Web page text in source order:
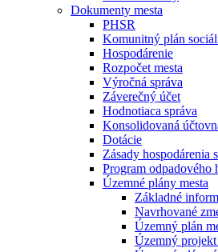
Dokumenty mesta
PHSR
Komunitný plán
Hospodárenie
Rozpočet mesta
Výročná správa
Záverečný účet
Hodnotiaca správa
Konsolidovaná
Dotácie
Zásady hospodárenia
Program odpadového
Územné plány mesta
Základné
Navrhované
Územný plán
Územný